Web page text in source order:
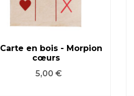
Carte en bois - Morpion
cœurs
Prix
5,00 €
VOIR LE PRODUIT